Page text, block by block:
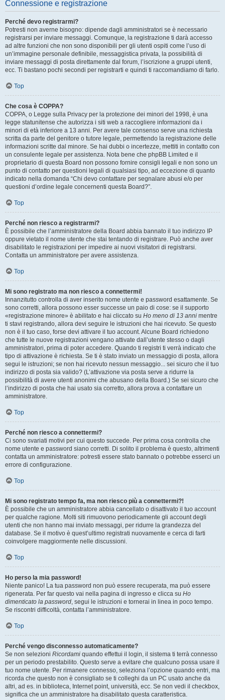
Connessione e registrazione
Perché devo registrarmi?
Potresti non averne bisogno: dipende dagli amministratori se è necessario
registrarsi per inviare messaggi. Comunque, la registrazione ti darà accesso
ad altre funzioni che non sono disponibili per gli utenti ospiti come l’uso di
un’immagine personale definibile, messaggistica privata, la possibilità di
inviare messaggi di posta direttamente dal forum, l’iscrizione a gruppi utenti,
ecc. Ti bastano pochi secondi per registrarti e quindi ti raccomandiamo di farlo.
Top
Che cosa è COPPA?
COPPA, o Legge sulla Privacy per la protezione dei minori del 1998, è una
legge statunitense che autorizza i siti web a raccogliere informazioni da i
minori di età inferiore a 13 anni. Per avere tale consenso serve una richiesta
scritta da parte del genitore o tutore legale, permettendo la registrazione delle
informazioni scritte dal minore. Se hai dubbi o incertezze, mettiti in contatto con
un consulente legale per assistenza. Nota bene che phpBB Limited e il
proprietario di questa Board non possono fornire consigli legali e non sono un
punto di contatto per questioni legali di qualsiasi tipo, ad eccezione di quanto
indicato nella domanda “Chi devo contattare per segnalare abusi e/o per
questioni d’ordine legale concernenti questa Board?”.
Top
Perché non riesco a registrarmi?
È possibile che l’amministratore della Board abbia bannato il tuo indirizzo IP
oppure vietato il nome utente che stai tentando di registrare. Può anche aver
disabilitato le registrazioni per impedire ai nuovi visitatori di registrarsi.
Contatta un amministratore per avere assistenza.
Top
Mi sono registrato ma non riesco a connettermi!
Innanzitutto controlla di aver inserito nome utente e password esattamente. Se
sono corretti, allora possono esser successe un paio di cose: se il supporto
«registrazione minore» è abilitato e hai cliccato su Ho meno di 13 anni mentre
ti stavi registrando, allora devi seguire le istruzioni che hai ricevuto. Se questo
non è il tuo caso, forse devi attivare il tuo account. Alcune Board richiedono
che tutte le nuove registrazioni vengano attivate dall’utente stesso o dagli
amministratori, prima di poter accedere. Quando ti registri ti verrà indicato che
tipo di attivazione è richiesta. Se ti è stato inviato un messaggio di posta, allora
segui le istruzioni; se non hai ricevuto nessun messaggio... sei sicuro che il tuo
indirizzo di posta sia valido? (L’attivazione via posta serve a ridurre la
possibilità di avere utenti anonimi che abusano della Board.) Se sei sicuro che
l’indirizzo di posta che hai usato sia corretto, allora prova a contattare un
amministratore.
Top
Perché non riesco a connettermi?
Ci sono svariati motivi per cui questo succede. Per prima cosa controlla che
nome utente e password siano corretti. Di solito il problema è questo, altrimenti
contatta un amministratore: potresti essere stato bannato o potrebbe esserci un
errore di configurazione.
Top
Mi sono registrato tempo fa, ma non riesco più a connettermi?!
È possibile che un amministratore abbia cancellato o disattivato il tuo account
per qualche ragione. Molti siti rimuovono periodicamente gli account degli
utenti che non hanno mai inviato messaggi, per ridurre la grandezza del
database. Se il motivo è quest’ultimo registrati nuovamente e cerca di farti
coinvolgere maggiormente nelle discussioni.
Top
Ho perso la mia password!
Niente panico! La tua password non può essere recuperata, ma può essere
rigenerata. Per far questo vai nella pagina di ingresso e clicca su Ho
dimenticato la password, segui le istruzioni e tornerai in linea in poco tempo.
Se riscontri difficoltà, contatta l’amministratore.
Top
Perché vengo disconnesso automaticamente?
Se non selezioni Ricordami quando effettui il login, il sistema ti terrà connesso
per un periodo prestabilito. Questo serve a evitare che qualcuno possa usare il
tuo nome utente. Per rimanere connesso, seleziona l’opzione quando entri, ma
ricorda che questo non è consigliato se ti colleghi da un PC usato anche da
altri, ad es. in biblioteca, Internet point, università, ecc. Se non vedi il checkbox,
significa che un amministratore ha disabilitato questa caratteristica.